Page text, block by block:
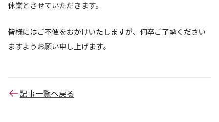
休業とさせていただきます。
皆様にはご不便をおかけいたしますが、何卒ご了承ください
ますようお願い申し上げます。
記事一覧へ戻る